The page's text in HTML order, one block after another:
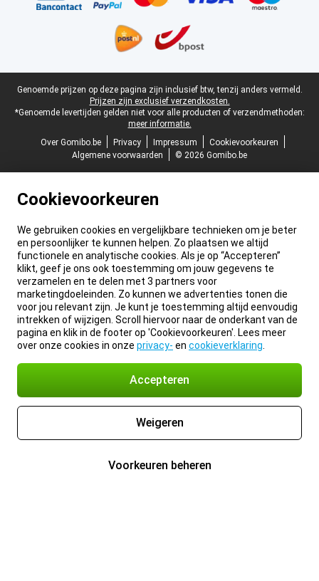
Juridische voettekst
Genoemde prijzen op deze pagina zijn inclusief btw, tenzij anders vermeld.
Prijzen zijn exclusief verzendkosten.
*Genoemde levertijden gelden niet voor alle producten of verzendmethoden:
meer informatie.
Over Gomibo.be
Privacy Impressum
Cookievoorkeuren
Algemene voorwaarden
© 2026 Gomibo.be
Cookievoorkeuren
We gebruiken cookies en vergelijkbare technieken om je beter
en persoonlijker te kunnen helpen. Zo plaatsen we altijd
functionele en analytische cookies. Als je op “Accepteren”
klikt, geef je ons ook toestemming om jouw gegevens te
verzamelen en te delen met 3 partners voor
marketingdoeleinden. Zo kunnen we advertenties tonen die
voor jou relevant zijn. Je kunt je toestemming altijd eenvoudig
intrekken of wijzigen. Scroll hiervoor naar de onderkant van de
pagina en klik in de footer op 'Cookievoorkeuren'. Lees meer
over onze cookies in onze privacy- en cookieverklaring
Accepteren
Weigeren
Voorkeuren beheren